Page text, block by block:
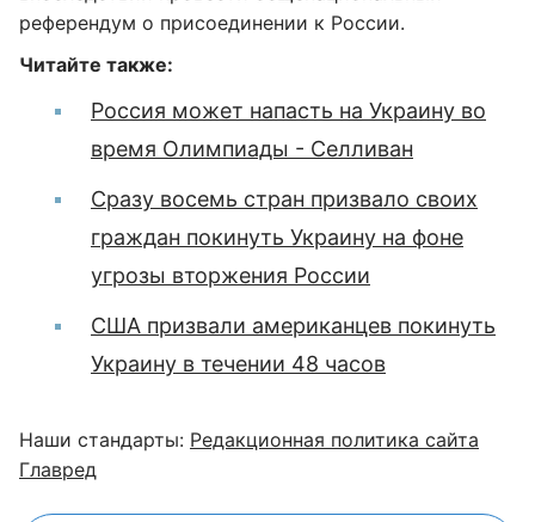
референдум о присоединении к России.
Читайте также:
Россия может напасть на Украину во
время Олимпиады - Селливан
Сразу восемь стран призвало своих
граждан покинуть Украину на фоне
угрозы вторжения России
США призвали американцев покинуть
Украину в течении 48 часов
Наши стандарты: Редакционная политика сайта
Главред